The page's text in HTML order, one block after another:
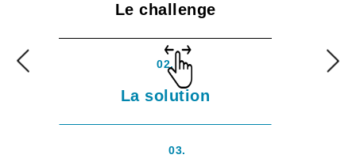
Le challenge
02.
La solution
03.